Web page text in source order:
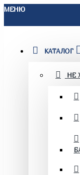
МЕНЮ
КАТАЛОГ
НЕ